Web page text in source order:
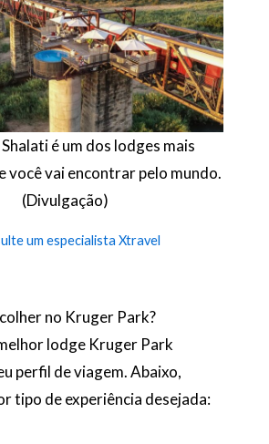
é um dos lodges mais
você vai encontrar pelo mundo.
(Divulgação)
um especialista Xtravel
no Kruger Park?
lodge Kruger Park
perfil de viagem. Abaixo,
tipo de experiência desejada: